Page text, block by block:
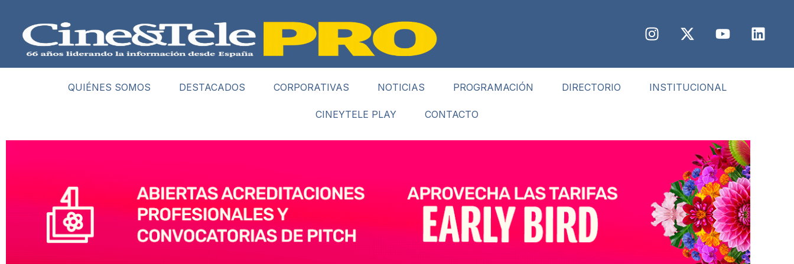
QUIÉNES SOMOS DESTACADOS CORPORATIVAS NOTICIAS PROGRAMACIÓN DIRECTORIO INSTITUCIONAL
CINEYTELE PLAY CONTACTO